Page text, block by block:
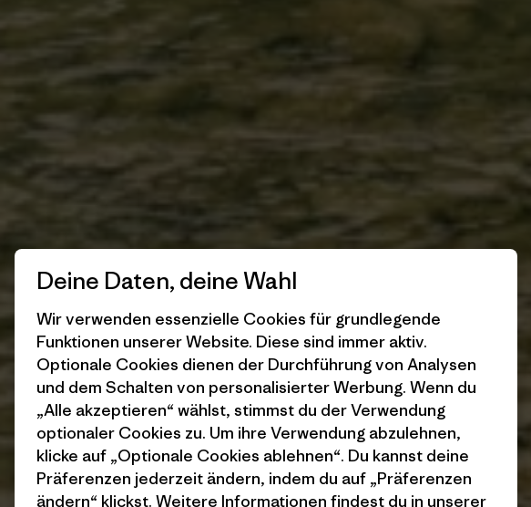
Deine Daten, deine Wahl
Wir verwenden essenzielle Cookies für grundlegende
Funktionen unserer Website. Diese sind immer aktiv.
Optionale Cookies dienen der Durchführung von Analysen
und dem Schalten von personalisierter Werbung. Wenn du
„Alle akzeptieren“ wählst, stimmst du der Verwendung
optionaler Cookies zu. Um ihre Verwendung abzulehnen,
klicke auf „Optionale Cookies ablehnen“. Du kannst deine
Präferenzen jederzeit ändern, indem du auf „Präferenzen
ändern“ klickst. Weitere Informationen findest du in unserer